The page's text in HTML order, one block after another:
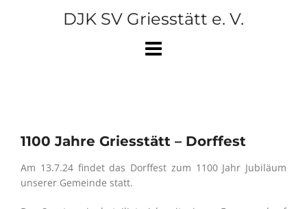
DJK SV Griesstätt e. V.
1100 Jahre Griesstätt – Dorffest
Am 13.7.24 findet das Dorffest zum 1100 Jahr Jubiläum
unserer Gemeinde statt.